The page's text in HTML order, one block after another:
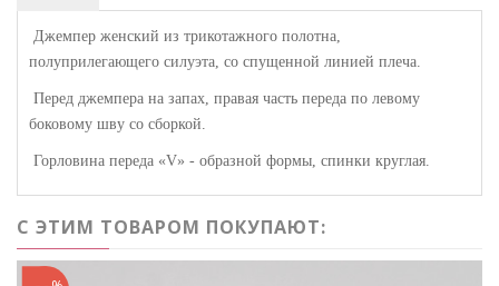
Джемпер женский из трикотажного полотна,
полуприлегающего силуэта, со спущенной линией плеча.
Перед джемпера на запах, правая часть переда по левому
боковому шву со сборкой.
Горловина переда «V» - образной формы, спинки круглая.
С ЭТИМ ТОВАРОМ ПОКУПАЮТ: